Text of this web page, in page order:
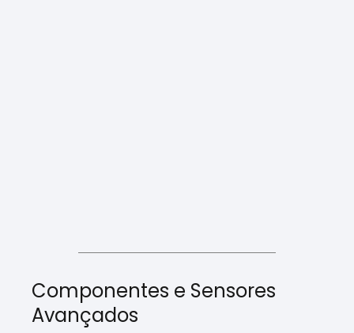
Componentes e Sensores
Avançados